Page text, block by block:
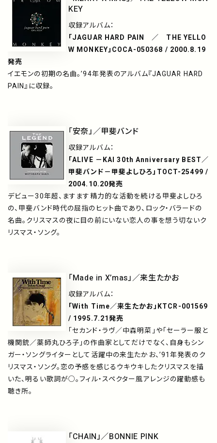
KEY
収録アルバム：
「JAGUAR HARD PAIN ／ THE YELLO
W MONKEY」COCA-050368 / 2000.8.19
発売
イエモンの初期の名曲。’94年発表のアルバム『JAGUAR HARD
PAIN』に収録。
「安奈」／甲斐バンド
収録アルバム：
「ALIVE －KAI 30th Anniversary BEST／
甲斐バンド－甲斐よしひろ」TOCT-25499 /
2004.10.20発売
デビュー30年超、ますます精力的な活動を続ける甲斐よしひろ
の、甲斐バンド時代の屈指のヒット曲であり、ロック・バラードの
名曲。クリスマスの夜に目の前にいない恋人の事を想う切ないク
リスマス・ソング。
「Made in X’mas」／来生たかお
収録アルバム：
「With Time／来生たかお」KTCR-001569
/ 1995.7.21発売
「セカンド・ラヴ／中森明菜」や「セーラー服と
機関銃／薬師丸ひろ子」の作曲家としてだけでなく、自身もシン
ガー・ソングライターとして活躍中の来生たかお、’91年発表のク
リスマス・ソング。恋の予感を感じるウキウキしたクリスマスを描
いた、明るい歌詞が○。フィル・スペクター風アレンジの躍動感も
聴き所。
「CHAIN」／BONNIE PINK